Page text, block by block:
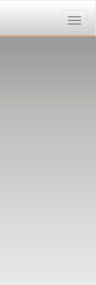
Toggle